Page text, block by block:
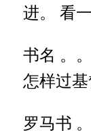
进。 看
书名 。
怎样过
罗马书